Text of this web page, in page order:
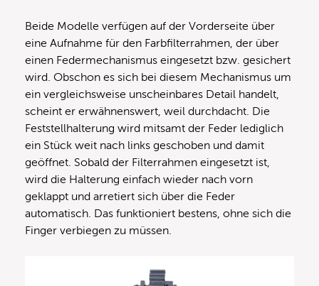
Beide Modelle verfügen auf der Vorderseite über
eine Aufnahme für den Farbfilterrahmen, der über
einen Federmechanismus eingesetzt bzw. gesichert
wird. Obschon es sich bei diesem Mechanismus um
ein vergleichsweise unscheinbares Detail handelt,
scheint er erwähnenswert, weil durchdacht. Die
Feststellhalterung wird mitsamt der Feder lediglich
ein Stück weit nach links geschoben und damit
geöffnet. Sobald der Filterrahmen eingesetzt ist,
wird die Halterung einfach wieder nach vorn
geklappt und arretiert sich über die Feder
automatisch. Das funktioniert bestens, ohne sich die
Finger verbiegen zu müssen.